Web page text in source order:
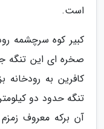
است.
کبیر کوه سرچشمه
صخره ای این تنگه
کافرین به
تنگه حدود دو
آن برکه معروف